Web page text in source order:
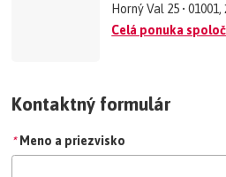
Horný Val 25 •
Celá ponuka
Kontaktný formulár
* Meno a priezvisko